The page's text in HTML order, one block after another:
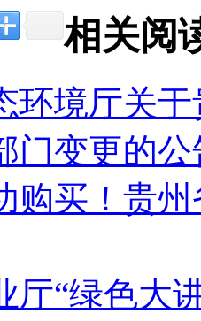
相关阅
环境厅关
门变更的公
购买！贵
厅“绿色大